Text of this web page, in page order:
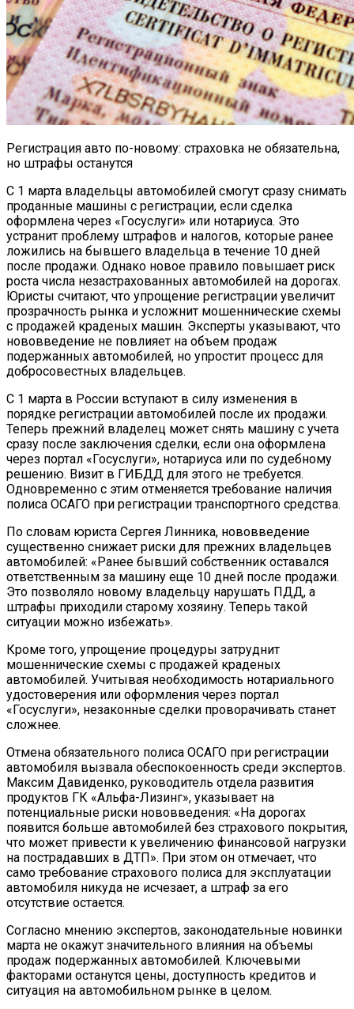
Регистрация авто по-новому: страховка не обязательна,
но штрафы останутся
С 1 марта владельцы автомобилей смогут сразу снимать
проданные машины с регистрации, если сделка
оформлена через «Госуслуги» или нотариуса. Это
устранит проблему штрафов и налогов, которые ранее
ложились на бывшего владельца в течение 10 дней
после продажи. Однако новое правило повышает риск
роста числа незастрахованных автомобилей на дорогах.
Юристы считают, что упрощение регистрации увеличит
прозрачность рынка и усложнит мошеннические схемы
с продажей краденых машин. Эксперты указывают, что
нововведение не повлияет на объем продаж
подержанных автомобилей, но упростит процесс для
добросовестных владельцев.
С 1 марта в России вступают в силу изменения в
порядке регистрации автомобилей после их продажи.
Теперь прежний владелец может снять машину с учета
сразу после заключения сделки, если она оформлена
через портал «Госуслуги», нотариуса или по судебному
решению. Визит в ГИБДД для этого не требуется.
Одновременно с этим отменяется требование наличия
полиса ОСАГО при регистрации транспортного средства.
По словам юриста Сергея Линника, нововведение
существенно снижает риски для прежних владельцев
автомобилей: «Ранее бывший собственник оставался
ответственным за машину еще 10 дней после продажи.
Это позволяло новому владельцу нарушать ПДД, а
штрафы приходили старому хозяину. Теперь такой
ситуации можно избежать».
Кроме того, упрощение процедуры затруднит
мошеннические схемы с продажей краденых
автомобилей. Учитывая необходимость нотариального
удостоверения или оформления через портал
«Госуслуги», незаконные сделки проворачивать станет
сложнее.
Отмена обязательного полиса ОСАГО при регистрации
автомобиля вызвала обеспокоенность среди экспертов.
Максим Давиденко, руководитель отдела развития
продуктов ГК «Альфа-Лизинг», указывает на
потенциальные риски нововведения: «На дорогах
появится больше автомобилей без страхового покрытия,
что может привести к увеличению финансовой нагрузки
на пострадавших в ДТП». При этом он отмечает, что
само требование страхового полиса для эксплуатации
автомобиля никуда не исчезает, а штраф за его
отсутствие остается.
Согласно мнению экспертов, законодательные новинки
марта не окажут значительного влияния на объемы
продаж подержанных автомобилей. Ключевыми
факторами останутся цены, доступность кредитов и
ситуация на автомобильном рынке в целом.